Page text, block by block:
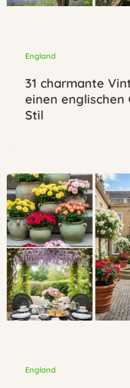
England
31 charmante
einen
Stil
England